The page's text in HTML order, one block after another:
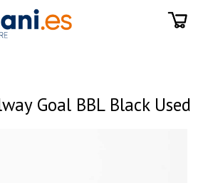
Goal BBL Black Used